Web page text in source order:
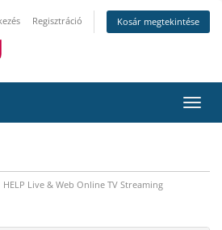
Regisztráció Kosár megtekintése
HELP Live & Web Online TV Streaming